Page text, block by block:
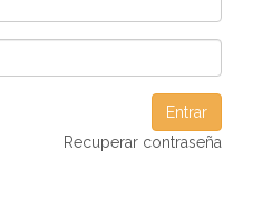
Entrar
Recuperar contraseña